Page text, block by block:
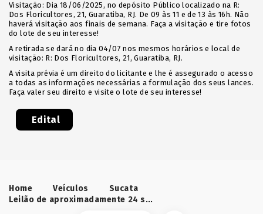
Visitação: Dia 18/06/2025, no depósito Público localizado na R:
Dos Floricultores, 21, Guaratiba, RJ. De 09 às 11 e de 13 às 16h. Não
haverá visitação aos finais de semana. Faça a visitação e tire fotos
do lote de seu interesse!
A retirada se dará no dia 04/07 nos mesmos horários e local de
visitação: R: Dos Floricultores, 21, Guaratiba, RJ.
A visita prévia é um direito do licitante e lhe é assegurado o acesso
a todas as informações necessárias a formulação dos seus lances.
Faça valer seu direito e visite o lote de seu interesse!
Edital
Home Veículos Sucata
Leilão de aproximadamente 24 sucatas de veículos apreendidos - Depósito Guaratiba/RJ